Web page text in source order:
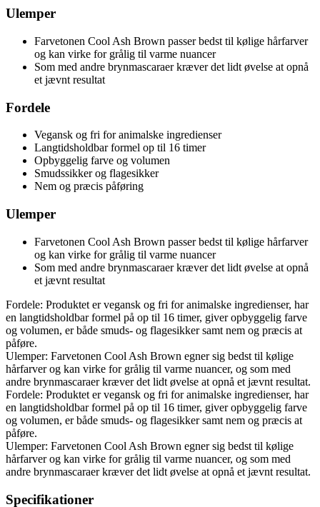
Ulemper
Farvetonen Cool Ash Brown passer bedst til kølige hårfarver
og kan virke for grålig til varme nuancer
Som med andre brynmascaraer kræver det lidt øvelse at opnå
et jævnt resultat
Fordele
Vegansk og fri for animalske ingredienser
Langtidsholdbar formel op til 16 timer
Opbyggelig farve og volumen
Smudssikker og flagesikker
Nem og præcis påføring
Ulemper
Farvetonen Cool Ash Brown passer bedst til kølige hårfarver
og kan virke for grålig til varme nuancer
Som med andre brynmascaraer kræver det lidt øvelse at opnå
et jævnt resultat
Fordele: Produktet er vegansk og fri for animalske ingredienser, har
en langtidsholdbar formel på op til 16 timer, giver opbyggelig farve
og volumen, er både smuds- og flagesikker samt nem og præcis at
påføre.
Ulemper: Farvetonen Cool Ash Brown egner sig bedst til kølige
hårfarver og kan virke for grålig til varme nuancer, og som med
andre brynmascaraer kræver det lidt øvelse at opnå et jævnt resultat.
Fordele: Produktet er vegansk og fri for animalske ingredienser, har
en langtidsholdbar formel på op til 16 timer, giver opbyggelig farve
og volumen, er både smuds- og flagesikker samt nem og præcis at
påføre.
Ulemper: Farvetonen Cool Ash Brown egner sig bedst til kølige
hårfarver og kan virke for grålig til varme nuancer, og som med
andre brynmascaraer kræver det lidt øvelse at opnå et jævnt resultat.
Specifikationer